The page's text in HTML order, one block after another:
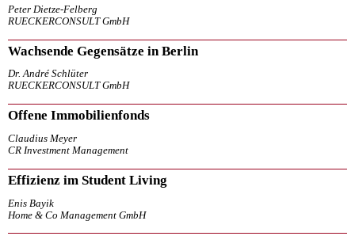
Peter Dietze-Felberg
RUECKERCONSULT GmbH
Wachsende Gegensätze in Berlin
Dr. André Schlüter
RUECKERCONSULT GmbH
Offene Immobilienfonds
Claudius Meyer
CR Investment Management
Effizienz im Student Living
Enis Bayik
Home & Co Management GmbH